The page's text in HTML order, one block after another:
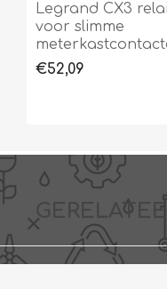
Legrand CX3
voor slimme
€52,09